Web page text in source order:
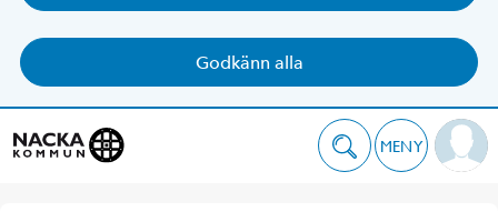
Godkänn alla
MENY